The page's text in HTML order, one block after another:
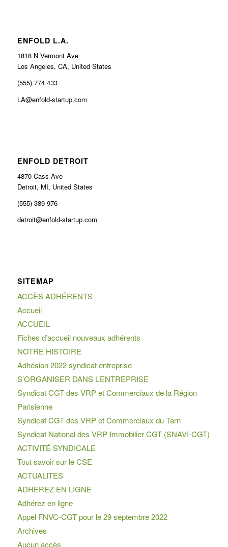
ENFOLD L.A.
1818 N Vermont Ave
Los Angeles, CA, United States
(555) 774 433
LA@enfold-startup.com
ENFOLD DETROIT
4870 Cass Ave
Detroit, MI, United States
(555) 389 976
detroit@enfold-startup.com
SITEMAP
ACCÈS ADHÉRENTS
Accueil
ACCUEIL
Fiches d’accueil nouveaux adhérents
NOTRE HISTOIRE
Adhésion 2022 syndicat entreprise
S’ORGANISER DANS L’ENTREPRISE
Syndicat CGT des VRP et Commerciaux de la Région
Parisienne
Syndicat CGT des VRP et Commerciaux du Tarn
Syndicat National des VRP Immobilier CGT (SNAVI-CGT)
ACTIVITÉ SYNDICALE
Tout savoir sur le CSE
ACTUALITES
ADHEREZ EN LIGNE
Adhérez en ligne
Appel FNVC-CGT pour le 29 septembre 2022
Archives
Aucun accès